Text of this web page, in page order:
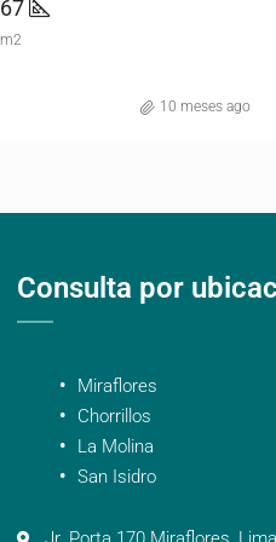
67
m2
10 meses ago
Consulta por
Miraflores
Chorrillos
La Molina
San Isidro